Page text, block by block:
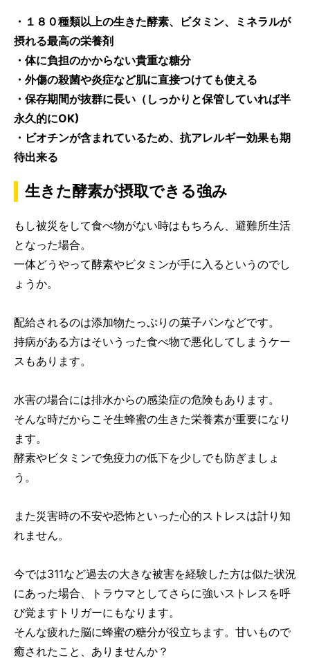
・１８０種類以上の生きた酵素、ビタミン、ミネラルが
摂れる最高の栄養剤
・体に負担のかからない貴重な糖分
・外傷の殺菌や炎症など肌に直接つけても使える
・保存期間が抜群に長い（しっかりと保管していれば半
永久的にOK)
・ビオチンが含まれているため、抗アレルギー効果も期
待出来る
生きた酵素が摂取できる強み
もし被災をして食べ物がない時はもちろん、避難所生活
となった場合。
一体どうやって酵素やビタミンが手に入るというのでし
ょうか。
配給されるのは添加物たっぷりの菓子パンなどです。
持病がある方はそいうった食べ物で悪化してしまうケー
スもあります。
水害の場合には排水からの感染症の危険もあります。
そんな時だからこそ生蜂蜜の生きた栄養素が重要になり
ます。
酵素やビタミンで免疫力の低下を少しでも防ぎましょ
う。
また災害時の不安や恐怖といった心的ストレスは計り知
れません。
今では311など過去の大きな被害を経験した方は似た状況
にあった場合、トラウマとしてさらに強いストレスを呼
び覚ますトリガーにもなります。
そんな疲れた脳に蜂蜜の糖分が役立ちます。甘いもので
癒されたこと、ありませんか？